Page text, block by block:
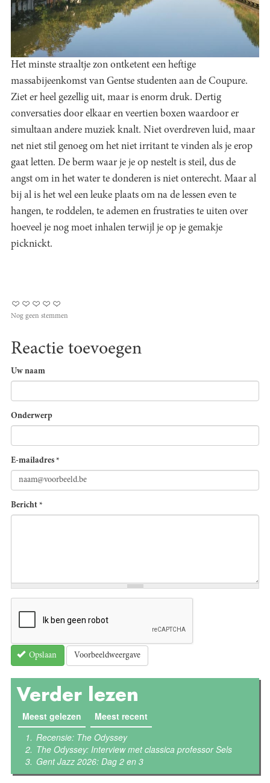
Het minste straaltje zon ontketent een heftige
massabijeenkomst van Gentse studenten aan de Coupure.
Ziet er heel gezellig uit, maar is enorm druk. Dertig
conversaties door elkaar en veertien boxen waardoor er
simultaan andere muziek knalt. Niet overdreven luid, maar
net niet stil genoeg om het niet irritant te vinden als je erop
gaat letten. De berm waar je je op nestelt is steil, dus de
angst om in het water te donderen is niet onterecht. Maar al
bij al is het wel een leuke plaats om na de lessen even te
hangen, te roddelen, te ademen en frustraties te uiten over
hoeveel je nog moet inhalen terwijl je op je gemakje
picknickt.
Nog geen stemmen
Reactie toevoegen
Uw naam
Onderwerp
E-mailadres *
Bericht *
Opslaan Voorbeeldweergave
Verder lezen
Meest gelezen (actieve tabblad)
Meest recent
Recensie: The Odyssey
The Odyssey: Interview met classica professor Sels
Gent Jazz 2026: Dag 2 en 3